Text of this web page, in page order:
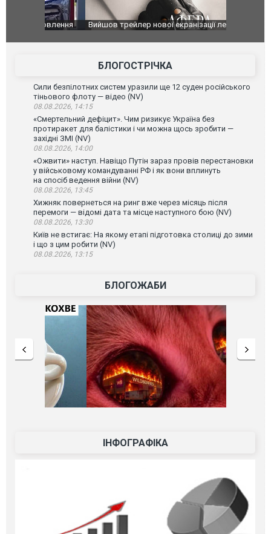
Вийшов трейлер нової екранізації легендарного
БЛОГОСТРІЧКА
Сили безпілотних систем уразили ще 12 суден російського
тіньового флоту — відео (NV)
08.08.2026, 14:15
«Смертельний дефіцит». Чим ризикує Україна без
протиракет для балістики і чи можна щось зробити —
західні ЗМІ (NV)
08.08.2026, 14:00
«Ожвити» наступ. Навіщо Путін зараз провів перестановки
у військовому командуванні РФ і як вони вплинуть
на спосіб ведення війни (NV)
08.08.2026, 13:45
Хижняк повернеться на ринг вже через місяць після
перемоги — відомі дата та місце наступного бою (NV)
08.08.2026, 13:30
Київ не встигає: На якому етапі підготовка столиці до зими
і що з цим робити (NV)
08.08.2026, 13:15
БЛОГОЖАБИ
ІНФОГРАФІКА